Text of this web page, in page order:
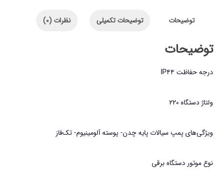
qdx1..5-
0.55f
عدد
توضیحات توضیحات تکمیلی نظرات (0)
توضیحات
درجه حفاظت IP۴۴
ولتاژ دستگاه ۲۲۰
ویژگی‌های پمپ سیالات پایه چدن- پوسته آلومینیوم- تک‌فاز
نوع موتور دستگاه برقی